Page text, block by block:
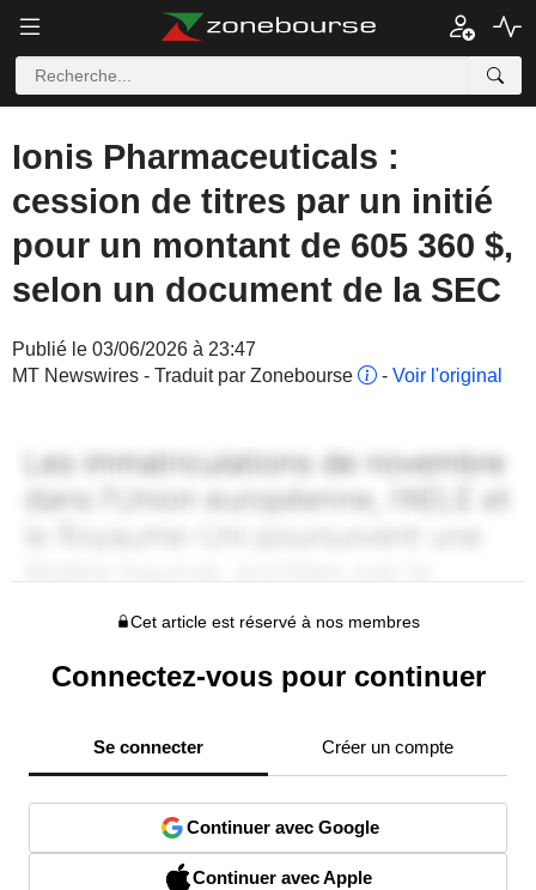
Ionis Pharmaceuticals :
cession de titres par un initié
pour un montant de 605 360 $,
selon un document de la SEC
Publié le 03/06/2026 à 23:47
MT Newswires - Traduit par Zonebourse
- Voir l'original
Cet article est réservé à nos membres
Connectez-vous pour continuer
Se connecter Créer un compte
Continuer avec Google
Continuer avec Apple